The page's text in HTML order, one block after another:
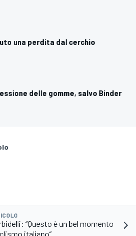
una perdita dal cerchio
delle gomme, salvo Binder
“Questo è un bel momento
italiano”